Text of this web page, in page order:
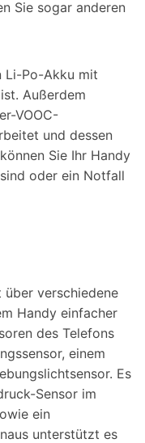
Sie sogar anderen
Li-Po-Akku mit
Außerdem
VOOC-
und dessen
Sie Ihr Handy
oder ein Notfall
über verschiedene
Handy einfacher
des Telefons
einem
Es
Sensor im
ein
unterstützt es